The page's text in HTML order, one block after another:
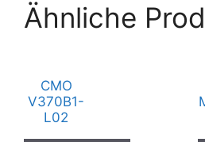
Ähnliche
CMO
V370B1-
L02